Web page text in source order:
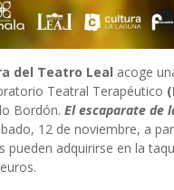
del Teatro Leal acoge
Teatral Terapéutico
Bordón. El escaparate de
12 de noviembre, a
pueden adquirirse en la